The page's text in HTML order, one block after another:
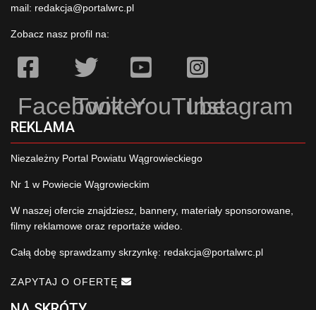
mail: redakcja@portalwrc.pl
Zobacz nasz profil na:
Facebook
TwitterYouTubeInstagram
REKLAMA
Niezależny Portal Powiatu Wągrowieckiego
Nr 1 w Powiecie Wągrowieckim
W naszej ofercie znajdziesz, bannery, materiały sponsorowane,
filmy reklamowe oraz reportaże wideo.
Całą dobę sprawdzamy skrzynkę: redakcja@portalwrc.pl
ZAPYTAJ O OFERTĘ